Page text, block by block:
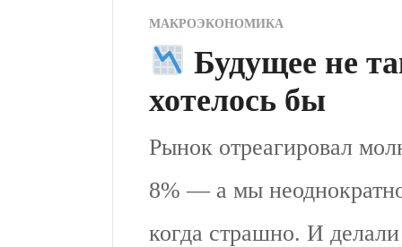
МАКРОЭКОНОМИКА
Будущее не
хотелось бы
Рынок отреагировал
8% — а мы
когда страшно. И